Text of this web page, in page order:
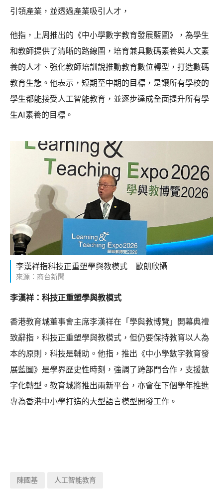
引領產業，並透過產業吸引人才，
他指，上周推出的《中小學數字教育發展藍圖》，為學生
和教師提供了清晰的路線圖，培育兼具數碼素養與人文素
養的人才、強化教師培訓說推動教育數位轉型，打造數碼
教育生態。他表示，短期至中期的目標，是讓所有學校的
學生都能接受人工智能教育，並逐步達成全面提升所有學
生AI素養的目標。
李漢祥指科技正重塑學與教模式 歐朗欣攝
來源：商台新聞
李漢祥：科技正重塑學與教模式
香港教育城董事會主席李漢祥在「學與教博覽」開幕典禮
致辭指，科技正重塑學與教模式，但仍要保持教育以人為
本的原則，科技是輔助。他指，推出《中小學數字教育發
展藍圖》是學界歷史性時刻，強調了跨部門合作，支援數
字化轉型。教育城將推出兩新平台，亦會在下個學年推進
專為香港中小學打造的大型語言模型開發工作。
陳國基 人工智能教育